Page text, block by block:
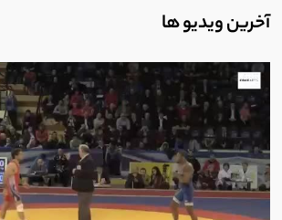
آخرین ویدیو ها